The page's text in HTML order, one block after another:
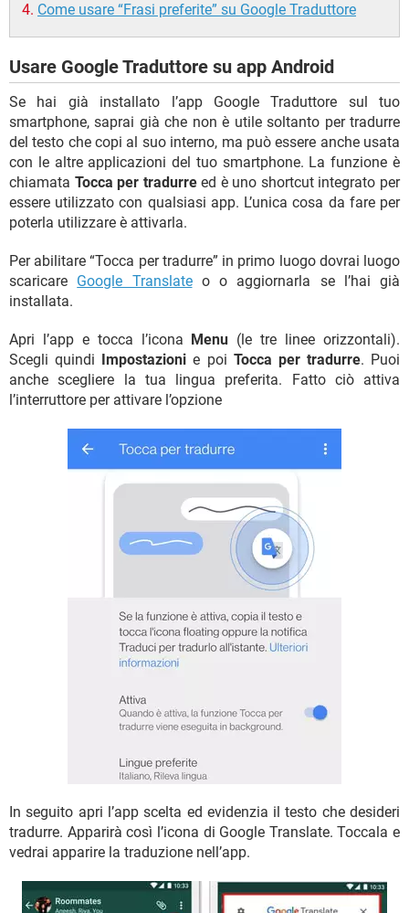
Come usare “Frasi preferite” su Google Traduttore
Usare Google Traduttore su app Android
Se hai già installato l’app Google Traduttore sul tuo
smartphone, saprai già che non è utile soltanto per tradurre
del testo che copi al suo interno, ma può essere anche usata
con le altre applicazioni del tuo smartphone. La funzione è
chiamata Tocca per tradurreed è uno shortcut integrato per
essere utilizzato con qualsiasi app. L’unica cosa da fare per
poterla utilizzare è attivarla.
Per abilitare “Tocca per tradurre” in primo luogo dovrai luogo
scaricare Google Translateo o aggiornarla se l’hai già
installata.
Apri l’app e tocca l’icona Menu (le tre linee orizzontali).
Scegli quindi Impostazioni e poi Tocca per tradurre. Puoi
anche scegliere la tua lingua preferita. Fatto ciò attiva
l’interruttore per attivare l’opzione
In seguito apri l’app scelta ed evidenzia il testo che desideri
tradurre. Apparirà così l’icona di Google Translate. Toccala e
vedrai apparire la traduzione nell’app.